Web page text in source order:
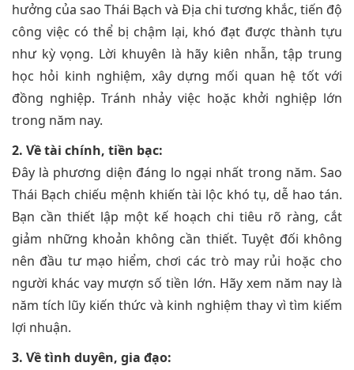
hưởng của sao Thái Bạch và Địa chi tương khắc, tiến độ
công việc có thể bị chậm lại, khó đạt được thành tựu
như kỳ vọng. Lời khuyên là hãy kiên nhẫn, tập trung
học hỏi kinh nghiệm, xây dựng mối quan hệ tốt với
đồng nghiệp. Tránh nhảy việc hoặc khởi nghiệp lớn
trong năm nay.
2. Về tài chính, tiền bạc:
Đây là phương diện đáng lo ngại nhất trong năm. Sao
Thái Bạch chiếu mệnh khiến tài lộc khó tụ, dễ hao tán.
Bạn cần thiết lập một kế hoạch chi tiêu rõ ràng, cắt
giảm những khoản không cần thiết. Tuyệt đối không
nên đầu tư mạo hiểm, chơi các trò may rủi hoặc cho
người khác vay mượn số tiền lớn. Hãy xem năm nay là
năm tích lũy kiến thức và kinh nghiệm thay vì tìm kiếm
lợi nhuận.
3. Về tình duyên, gia đạo: